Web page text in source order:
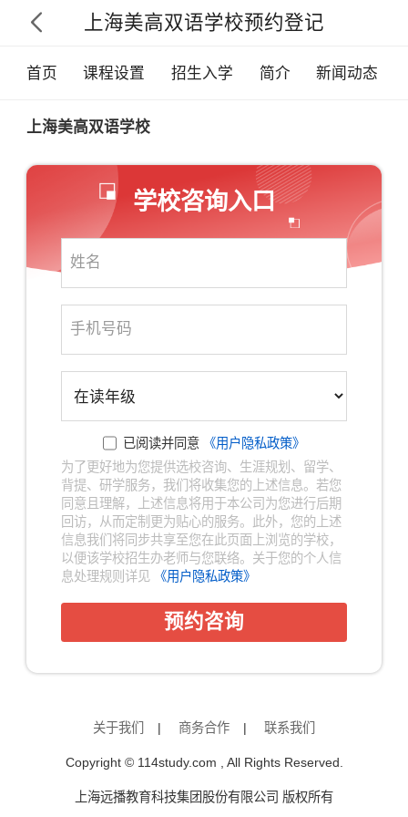
 上海美高双语学校预约登记
首页 课程设置 招生入学 简介 新闻动态
上海美高双语学校
学校咨询入口
已阅读并同意
《用户隐私政策》
为了更好地为您提供选校咨询、生涯规划、留学、
背提、研学服务，我们将收集您的上述信息。若您
同意且理解，上述信息将用于本公司为您进行后期
回访，从而定制更为贴心的服务。此外，您的上述
信息我们将同步共享至您在此页面上浏览的学校，
以便该学校招生办老师与您联络。关于您的个人信
息处理规则详见
《用户隐私政策》
预约咨询
关于我们 | 商务合作 | 联系我们
Copyright © 114study.com , All Rights Reserved.
上海远播教育科技集团股份有限公司 版权所有